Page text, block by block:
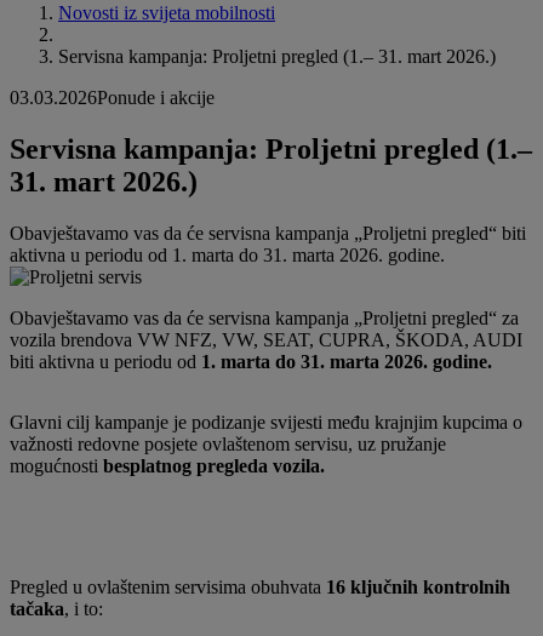
Novosti iz svijeta mobilnosti
Servisna kampanja: Proljetni pregled (1.– 31. mart 2026.)
03.03.2026Ponude i akcije
Servisna kampanja: Proljetni pregled (1.–
31. mart 2026.)
Obavještavamo vas da će servisna kampanja „Proljetni pregled“ biti
aktivna u periodu od 1. marta do 31. marta 2026. godine.
Obavještavamo vas da će servisna kampanja „Proljetni pregled“ za
vozila brendova VW NFZ, VW, SEAT, CUPRA, ŠKODA, AUDI
biti aktivna u periodu od 1. marta do 31. marta 2026. godine.
Glavni cilj kampanje je podizanje svijesti među krajnjim kupcima o
važnosti redovne posjete ovlaštenom servisu, uz pružanje
mogućnosti besplatnog pregleda vozila.
Pregled u ovlaštenim servisima obuhvata 16 ključnih kontrolnih
tačaka, i to: